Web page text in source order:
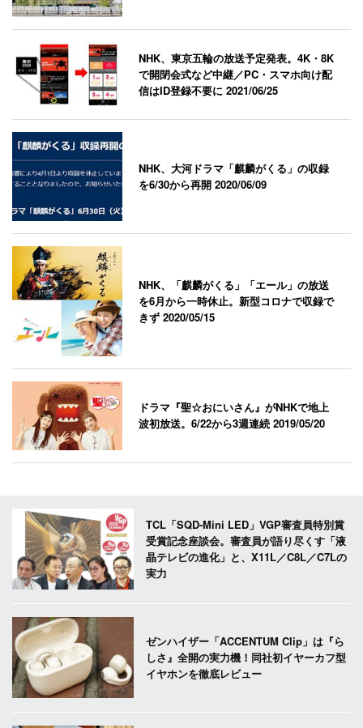
NHK、東京五輪の放送予定発表。4K・8K
で開閉会式など中継／PC・スマホ向け配
信はID登録不要に2021/06/25
NHK、大河ドラマ「麒麟がくる」の収録
を6/30から再開2020/06/09
NHK、「麒麟がくる」「エール」の放送
を6月から一時休止。新型コロナで収録で
きず2020/05/15
ドラマ『聖☆おにいさん』がNHKで地上
波初放送。6/22から3週連続2019/05/20
TCL「SQD-Mini LED」VGP審査員特別賞
受賞記念座談会。審査員が語り尽くす「液
晶テレビの進化」と、X11L／C8L／C7Lの
実力
ゼンハイザー「ACCENTUM Clip」は『ら
しさ』全開の実力機！同社初イヤーカフ型
イヤホンを徹底レビュー